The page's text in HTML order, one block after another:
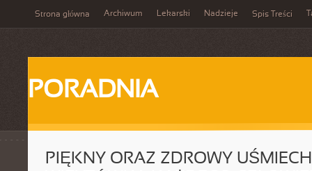
Strona główna Archiwum Lekarski Nadzieje Spis Treści
PORADNIA
PIĘKNY ORAZ ZDROWY